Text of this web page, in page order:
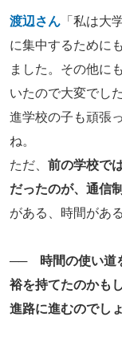
渡辺さん 「私は大
に集中するために
ました。その他に
いたので大変でし
進学校の子も頑張
ね。
ただ、 前の学校で
だったのが、通信
がある、時間があ
── 時間の使い道
裕を持てたのかも
進路に進むのでし